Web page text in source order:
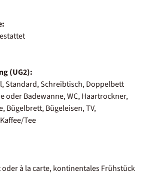
(UG2):
Standard, Schreibtisch, Doppelbett
oder Badewanne, WC, Haartrockner,
Bügelbrett, Bügeleisen, TV,
Tee
à la carte, kontinentales Frühstück